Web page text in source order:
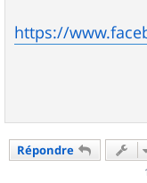
https://
Répondre